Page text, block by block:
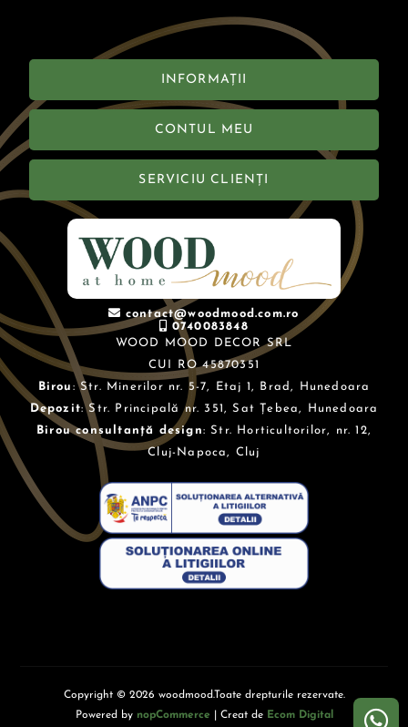
INFORMAȚII
CONTUL MEU
SERVICIU CLIENȚI
contact@woodmood.com.ro
0740083848
WOOD MOOD DECOR SRL
CUI RO 45870351
Birou : Str. Minerilor nr. 5-7, Etaj 1, Brad, Hunedoara
Depozit: Str. Principală nr. 351, Sat Țebea, Hunedoara
Birou consultanță design: Str. Horticultorilor, nr. 12,
Cluj-Napoca, Cluj
Copyright © 2026 woodmood.Toate drepturile rezervate.
Powered by nopCommerce | Creat de Ecom Digital